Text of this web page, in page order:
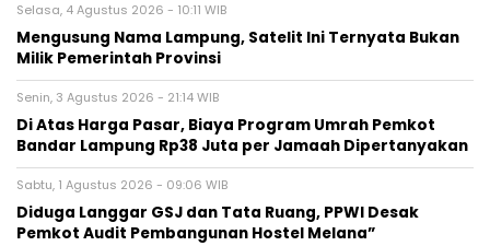
Selasa, 4 Agustus 2026 - 10:11 WIB
Mengusung Nama Lampung, Satelit Ini Ternyata Bukan
Milik Pemerintah Provinsi
Senin, 3 Agustus 2026 - 21:14 WIB
Di Atas Harga Pasar, Biaya Program Umrah Pemkot
Bandar Lampung Rp38 Juta per Jamaah Dipertanyakan
Sabtu, 1 Agustus 2026 - 09:06 WIB
Diduga Langgar GSJ dan Tata Ruang, PPWI Desak
Pemkot Audit Pembangunan Hostel Melana”